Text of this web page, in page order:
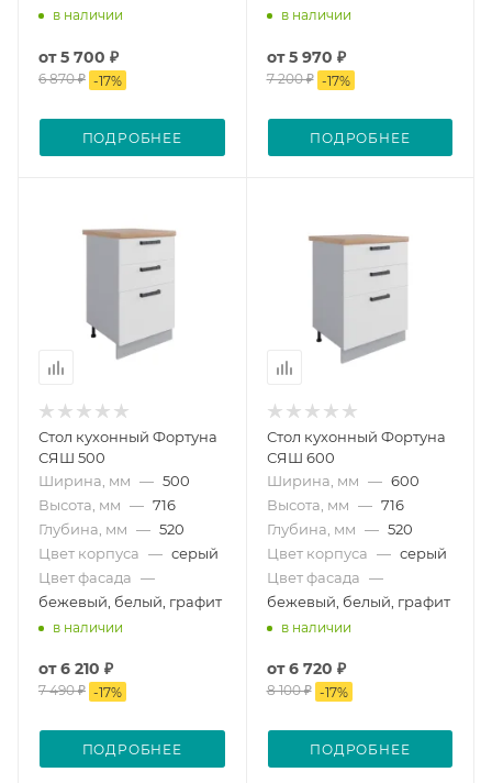
в наличии
от5 700 ₽
6 870 ₽ -17%
ПОДРОБНЕЕ
в наличии
от5 970 ₽
7 200 ₽ -17%
ПОДРОБНЕЕ
Стол кухонный Фортуна
СЯШ 500
Ширина, мм — 500
Высота, мм — 716
Глубина, мм — 520
Цвет корпуса — серый
Цвет фасада —
бежевый, белый, графит
в наличии
от6 210 ₽
7 490 ₽ -17%
ПОДРОБНЕЕ
Стол кухонный Фортуна
СЯШ 600
Ширина, мм — 600
Высота, мм — 716
Глубина, мм — 520
Цвет корпуса — серый
Цвет фасада —
бежевый, белый, графит
в наличии
от6 720 ₽
8 100 ₽ -17%
ПОДРОБНЕЕ